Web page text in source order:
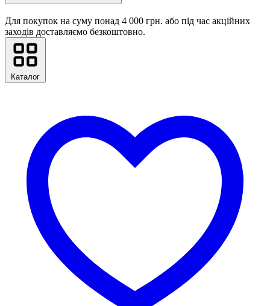
Для покупок на суму понад 4 000 грн. або під час акційних
заходів доставляємо безкоштовно.
Каталог